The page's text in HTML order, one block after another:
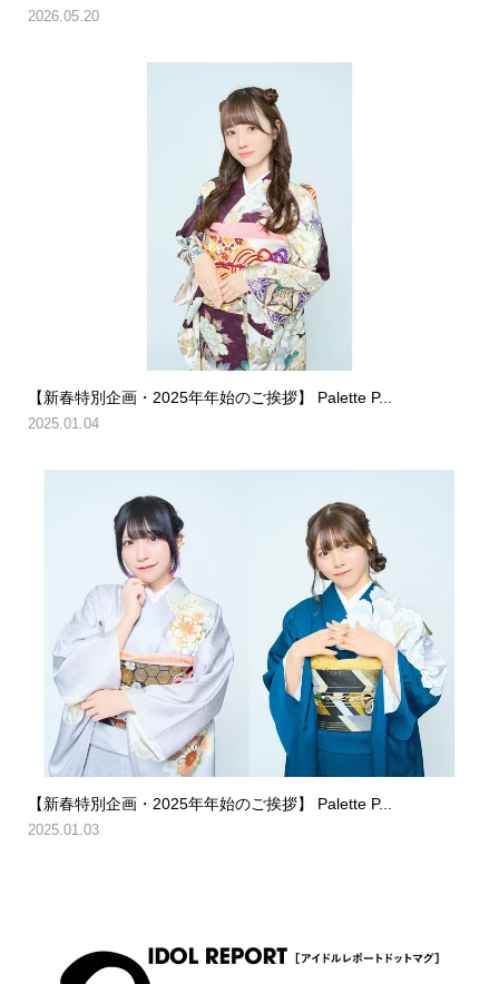
2026.05.20
【新春特別企画・2025年年始のご挨拶】 Palette P...
2025.01.04
【新春特別企画・2025年年始のご挨拶】 Palette P...
2025.01.03